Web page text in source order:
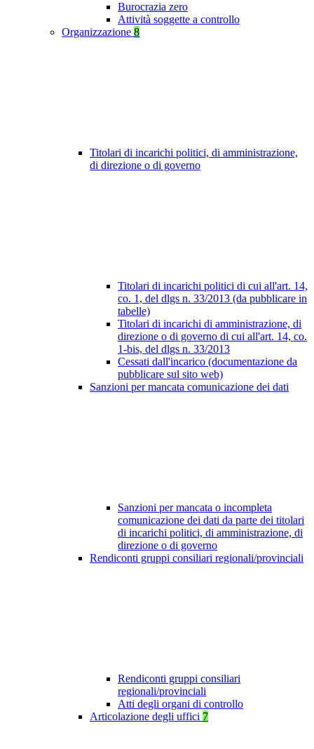
Burocrazia zero
Attività soggette a controllo
Organizzazione 8
Titolari di incarichi politici, di amministrazione,
di direzione o di governo
Titolari di incarichi politici di cui all'art. 14,
co. 1, del dlgs n. 33/2013 (da pubblicare in
tabelle)
Titolari di incarichi di amministrazione, di
direzione o di governo di cui all'art. 14, co.
1-bis, del dlgs n. 33/2013
Cessati dall'incarico (documentazione da
pubblicare sul sito web)
Sanzioni per mancata comunicazione dei dati
Sanzioni per mancata o incompleta
comunicazione dei dati da parte dei titolari
di incarichi politici, di amministrazione, di
direzione o di governo
Rendiconti gruppi consiliari regionali/provinciali
Rendiconti gruppi consiliari
regionali/provinciali
Atti degli organi di controllo
Articolazione degli uffici 7